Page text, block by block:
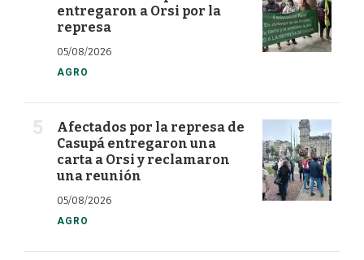
entregaron a Orsi por la
represa
05/08/2026
AGRO
Afectados por la represa de
Casupá entregaron una
carta a Orsi y reclamaron
una reunión
05/08/2026
AGRO